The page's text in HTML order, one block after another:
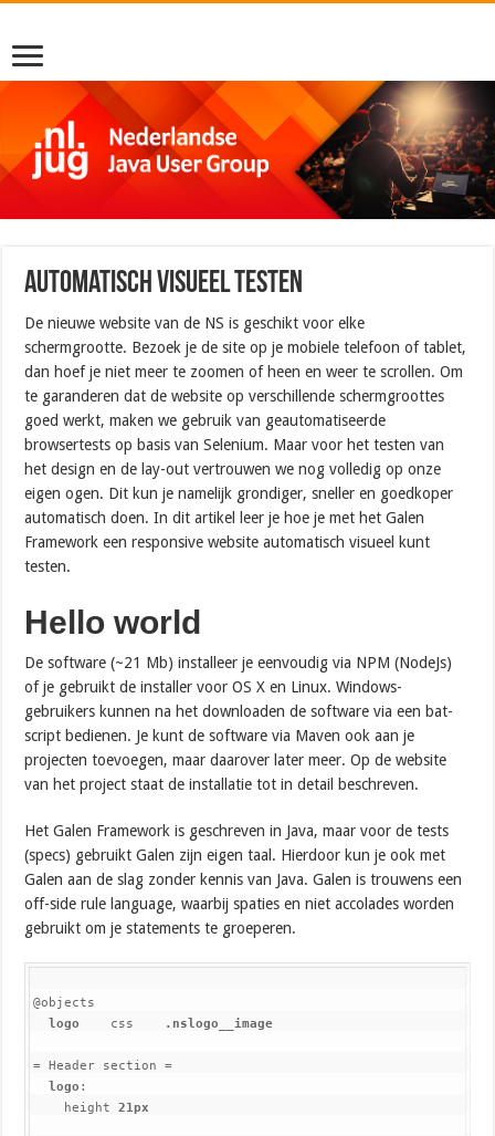
Automatisch visueel testen
De nieuwe website van de NS is geschikt voor elke
schermgrootte. Bezoek je de site op je mobiele telefoon of tablet,
dan hoef je niet meer te zoomen of heen en weer te scrollen. Om
te garanderen dat de website op verschillende schermgroottes
goed werkt, maken we gebruik van geautomatiseerde
browsertests op basis van Selenium. Maar voor het testen van
het design en de lay-out vertrouwen we nog volledig op onze
eigen ogen. Dit kun je namelijk grondiger, sneller en goedkoper
automatisch doen. In dit artikel leer je hoe je met het Galen
Framework een responsive website automatisch visueel kunt
testen.
Hello world
De software (~21 Mb) installeer je eenvoudig via NPM (NodeJs)
of je gebruikt de installer voor OS X en Linux. Windows-
gebruikers kunnen na het downloaden de software via een bat-
script bedienen. Je kunt de software via Maven ook aan je
projecten toevoegen, maar daarover later meer. Op de website
van het project staat de installatie tot in detail beschreven.
Het Galen Framework is geschreven in Java, maar voor de tests
(specs) gebruikt Galen zijn eigen taal. Hierdoor kun je ook met
Galen aan de slag zonder kennis van Java. Galen is trouwens een
off-side rule language, waarbij spaties en niet accolades worden
gebruikt om je statements te groeperen.
@objects
logo
    css
.nslogo__image
= Header section =
logo :
    height
21px